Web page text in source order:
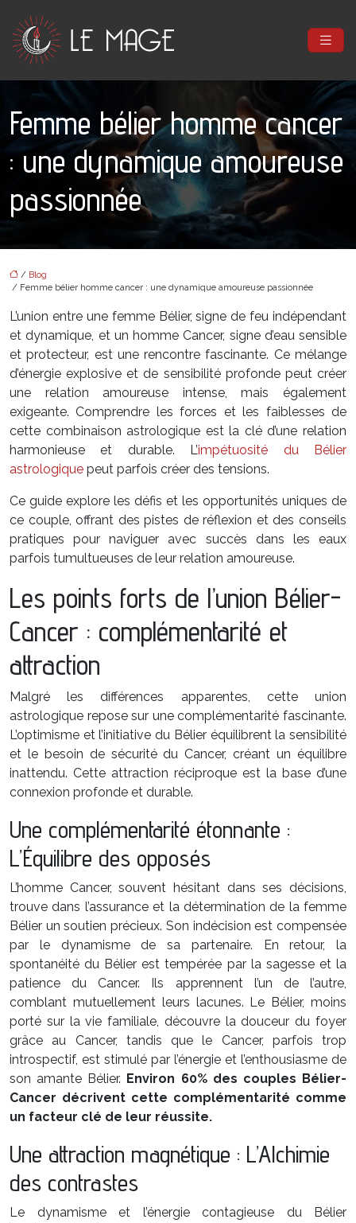
Femme bélier homme cancer
: une dynamique amoureuse
passionnée
/ Blog
/ Femme bélier homme cancer : une dynamique amoureuse passionnée
L’union entre une femme Bélier, signe de feu indépendant
et dynamique, et un homme Cancer, signe d’eau sensible
et protecteur, est une rencontre fascinante. Ce mélange
d’énergie explosive et de sensibilité profonde peut créer
une relation amoureuse intense, mais également
exigeante. Comprendre les forces et les faiblesses de
cette combinaison astrologique est la clé d’une relation
harmonieuse et durable. L’impétuosité du Bélier
astrologique peut parfois créer des tensions.
Ce guide explore les défis et les opportunités uniques de
ce couple, offrant des pistes de réflexion et des conseils
pratiques pour naviguer avec succès dans les eaux
parfois tumultueuses de leur relation amoureuse.
Les points forts de l’union Bélier-
Cancer : complémentarité et
attraction
Malgré les différences apparentes, cette union
astrologique repose sur une complémentarité fascinante.
L’optimisme et l’initiative du Bélier équilibrent la sensibilité
et le besoin de sécurité du Cancer, créant un équilibre
inattendu. Cette attraction réciproque est la base d’une
connexion profonde et durable.
Une complémentarité étonnante :
L’Équilibre des opposés
L’homme Cancer, souvent hésitant dans ses décisions,
trouve dans l’assurance et la détermination de la femme
Bélier un soutien précieux. Son indécision est compensée
par le dynamisme de sa partenaire. En retour, la
spontanéité du Bélier est tempérée par la sagesse et la
patience du Cancer. Ils apprennent l’un de l’autre,
comblant mutuellement leurs lacunes. Le Bélier, moins
porté sur la vie familiale, découvre la douceur du foyer
grâce au Cancer, tandis que le Cancer, parfois trop
introspectif, est stimulé par l’énergie et l’enthousiasme de
son amante Bélier. Environ 60% des couples Bélier-
Cancer décrivent cette complémentarité comme
un facteur clé de leur réussite.
Une attraction magnétique : L’Alchimie
des contrastes
Le dynamisme et l’énergie contagieuse du Bélier